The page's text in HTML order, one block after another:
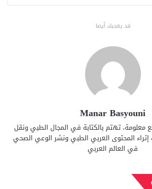
قد يعجبك أيضا
Manar Basyouni
تهتم بالكتابة في المجال الطبي ونقل
إثراء المحتوى العربي الطبي ونشر الوعي الصحي
في العالم العربي